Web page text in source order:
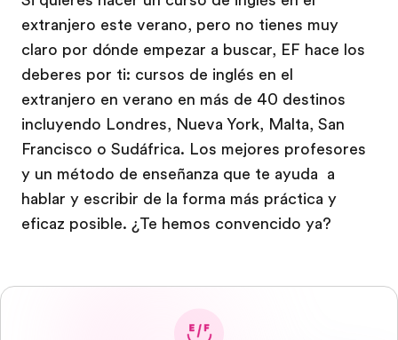
extranjero este verano, pero no tienes muy
claro por dónde empezar a buscar, EF hace los
deberes por ti: cursos de inglés en el
extranjero en verano en más de 40 destinos
incluyendo Londres, Nueva York, Malta, San
Francisco o Sudáfrica. Los mejores profesores
y un método de enseñanza que te ayuda a
hablar y escribir de la forma más práctica y
eficaz posible. ¿Te hemos convencido ya?